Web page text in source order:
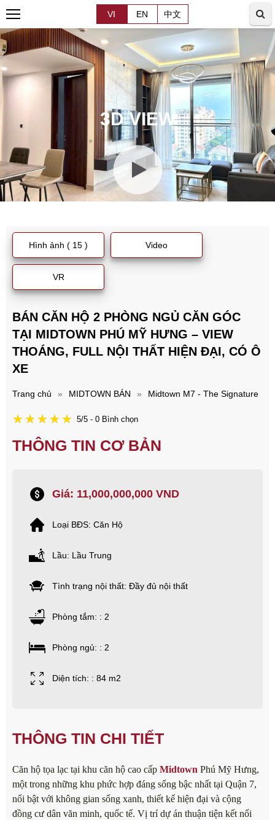
VI EN 中文
3D VIEW
Hình ảnh ( 15 ) Video
VR
BÁN CĂN HỘ 2 PHÒNG NGỦ CĂN GÓC
TẠI MIDTOWN PHÚ MỸ HƯNG – VIEW
THOÁNG, FULL NỘI THẤT HIỆN ĐẠI, CÓ Ô
XE
Trang chủ » MIDTOWN BÁN » Midtown M7 - The Signature
5/5 - 0 Bình chọn
THÔNG TIN CƠ BẢN
Giá: 11,000,000,000 VND
Loại BĐS: Căn Hộ
Lầu: Lầu Trung
Tình trạng nội thất: Đầy đủ nội thất
Phòng tắm: : 2
Phòng ngủ: : 2
Diện tích: : 84 m2
THÔNG TIN CHI TIẾT
Căn hộ tọa lạc tại khu căn hộ cao cấp Midtown Phú Mỹ Hưng,
một trong những khu phức hợp đáng sống bậc nhất tại Quận 7,
nổi bật với không gian sống xanh, thiết kế hiện đại và cộng
đồng cư dân văn minh, quốc tế. Vị trí dự án thuận tiện kết nối